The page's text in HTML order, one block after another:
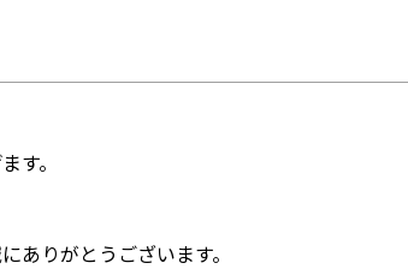
す。
ありがとうございます。